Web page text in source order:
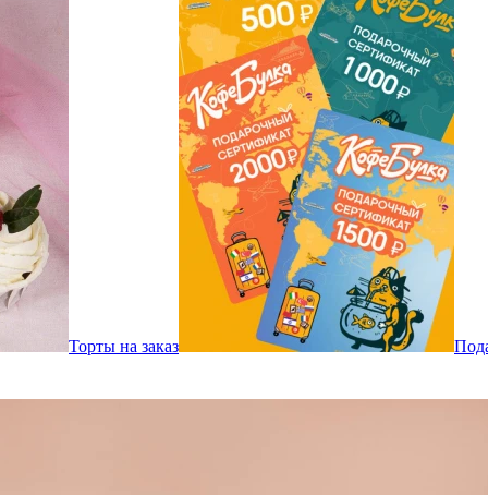
Торты на заказ